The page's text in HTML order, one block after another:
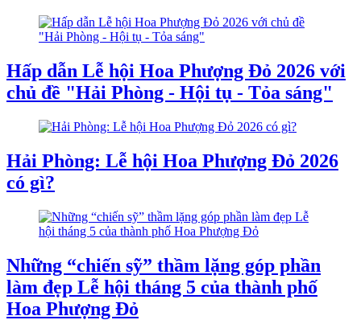
Hấp dẫn Lễ hội Hoa Phượng Đỏ 2026 với
chủ đề "Hải Phòng - Hội tụ - Tỏa sáng"
Hải Phòng: Lễ hội Hoa Phượng Đỏ 2026
có gì?
Những “chiến sỹ” thầm lặng góp phần
làm đẹp Lễ hội tháng 5 của thành phố
Hoa Phượng Đỏ